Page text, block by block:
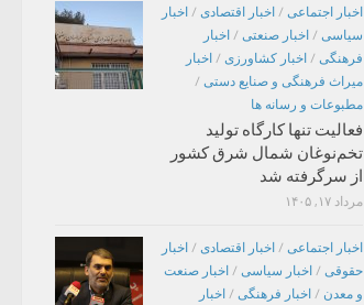
اخبار اجتماعی / اخبار اقتصادی / اخبار
سیاسی / اخبار صنعتی / اخبار
فرهنگی / اخبار کشاورزی / اخبار
میراث فرهنگی و صنایع دستی /
مطبوعات و رسانه ها
فعالیت تنها کارگاه تولید
تخم‌نوغان شمال شرق کشور
از سرگرفته شد
مرداد ۱۷, ۱۴۰۵
اخبار اجتماعی / اخبار اقتصادی / اخبار
حقوقی / اخبار سیاسی / اخبار صنعت
و معدن / اخبار فرهنگی / اخبار